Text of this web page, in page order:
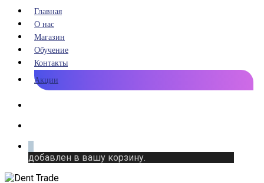
Главная
О нас
Магазин
Обучение
Контакты
Акции
добавлен в вашу корзину.